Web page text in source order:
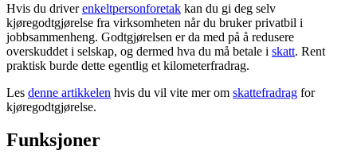
Hvis du driverenkeltpersonforetak kan du gi deg selv
kjøregodtgjørelse fra virksomheten når du bruker privatbil i
jobbsammenheng. Godtgjørelsen er da med på å redusere
overskuddet i selskap, og dermed hva du må betale i skatt. Rent
praktisk burde dette egentlig et kilometerfradrag.
Les denne artikkelen hvis du vil vite mer om skattefradrag for
kjøregodtgjørelse.
Funksjoner